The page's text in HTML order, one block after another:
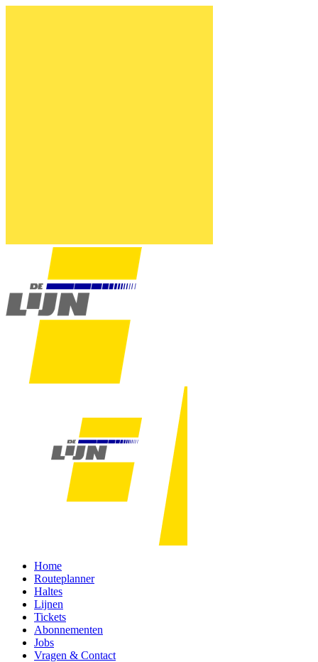
Home
Routeplanner
Haltes
Lijnen
Tickets
Abonnementen
Jobs
Vragen & Contact